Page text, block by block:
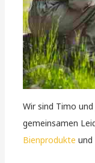
Wir sind Timo
gemeinsamen
Bienprodukte und